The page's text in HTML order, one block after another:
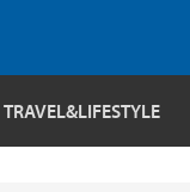
TRAVEL&LIFESTYLE